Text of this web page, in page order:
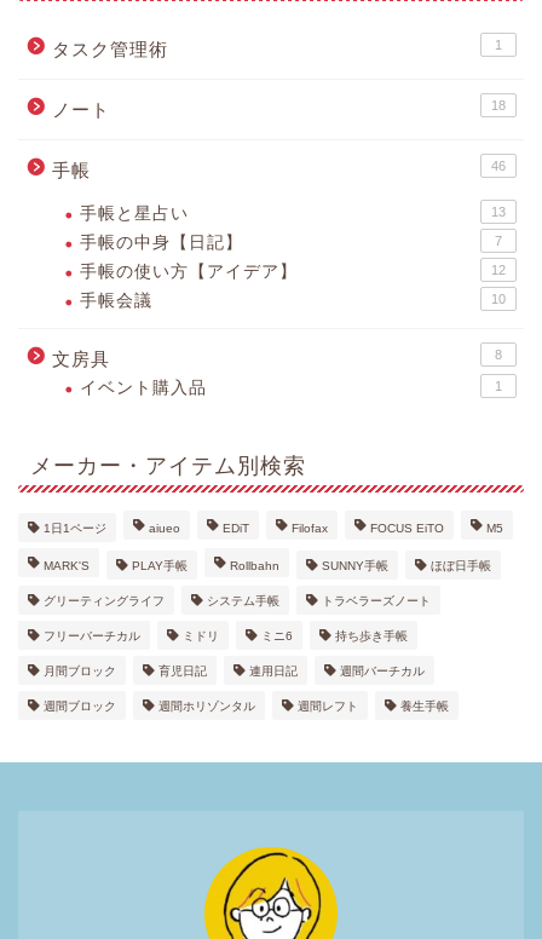
タスク管理術 1
ノート 18
手帳 46
手帳と星占い 13
手帳の中身【日記】 7
手帳の使い方【アイデア】 12
手帳会議 10
文房具 8
イベント購入品 1
メーカー・アイテム別検索
1日1ページ aiueo EDiT Filofax FOCUS EiTO M5
MARK'S PLAY手帳 Rollbahn SUNNY手帳 ほぼ日手帳
グリーティングライフ システム手帳 トラベラーズノート
フリーバーチカル ミドリ ミニ6 持ち歩き手帳
月間ブロック 育児日記 連用日記 週間バーチカル
週間ブロック 週間ホリゾンタル 週間レフト 養生手帳